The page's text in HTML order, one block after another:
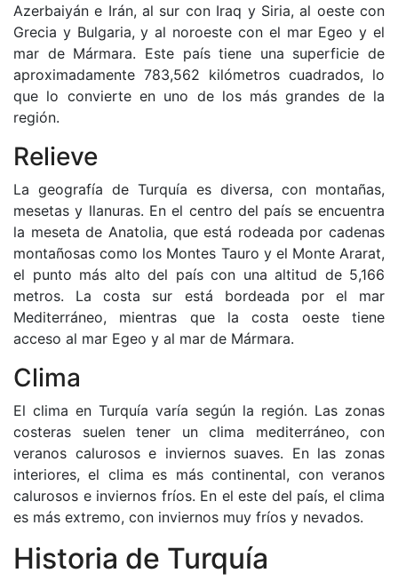
Azerbaiyán e Irán, al sur con Iraq y Siria, al oeste con
Grecia y Bulgaria, y al noroeste con el mar Egeo y el
mar de Mármara. Este país tiene una superficie de
aproximadamente 783,562 kilómetros cuadrados, lo
que lo convierte en uno de los más grandes de la
región.
Relieve
La geografía de Turquía es diversa, con montañas,
mesetas y llanuras. En el centro del país se encuentra
la meseta de Anatolia, que está rodeada por cadenas
montañosas como los Montes Tauro y el Monte Ararat,
el punto más alto del país con una altitud de 5,166
metros. La costa sur está bordeada por el mar
Mediterráneo, mientras que la costa oeste tiene
acceso al mar Egeo y al mar de Mármara.
Clima
El clima en Turquía varía según la región. Las zonas
costeras suelen tener un clima mediterráneo, con
veranos calurosos e inviernos suaves. En las zonas
interiores, el clima es más continental, con veranos
calurosos e inviernos fríos. En el este del país, el clima
es más extremo, con inviernos muy fríos y nevados.
Historia de Turquía